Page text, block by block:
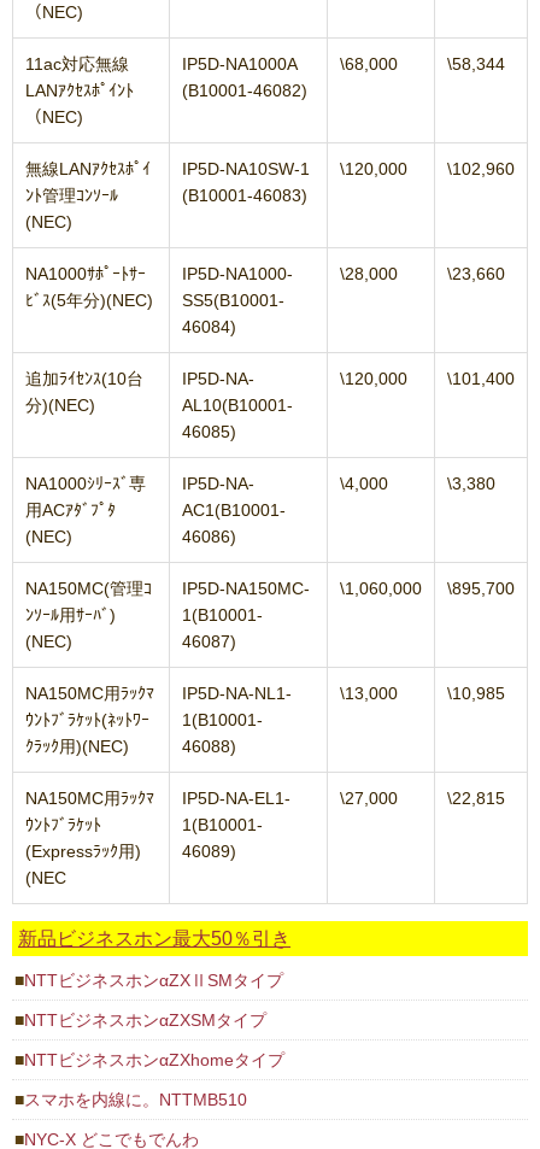
（NEC)
11ac対応無線
LANｱｸｾｽﾎﾟｲﾝﾄ
（NEC)
IP5D-NA1000A
(B10001-46082)
\68,000 \58,344
無線LANｱｸｾｽﾎﾟｲ
ﾝﾄ管理ｺﾝｿｰﾙ
(NEC)
IP5D-NA10SW-1
(B10001-46083)
\120,000 \102,960
NA1000ｻﾎﾟｰﾄｻｰ
ﾋﾞｽ(5年分)(NEC)
IP5D-NA1000-
SS5(B10001-
46084)
\28,000 \23,660
追加ﾗｲｾﾝｽ(10台
分)(NEC)
IP5D-NA-
AL10(B10001-
46085)
\120,000 \101,400
NA1000ｼﾘｰｽﾞ専
用ACｱﾀﾞﾌﾟﾀ
(NEC)
IP5D-NA-
AC1(B10001-
46086)
\4,000 \3,380
NA150MC(管理ｺ
ﾝｿｰﾙ用ｻｰﾊﾞ)
(NEC)
IP5D-NA150MC-
1(B10001-
46087)
\1,060,000 \895,700
NA150MC用ﾗｯｸﾏ
ｳﾝﾄﾌﾞﾗｹｯﾄ(ﾈｯﾄﾜｰ
ｸﾗｯｸ用)(NEC)
IP5D-NA-NL1-
1(B10001-
46088)
\13,000 \10,985
NA150MC用ﾗｯｸﾏ
ｳﾝﾄﾌﾞﾗｹｯﾄ
(Expressﾗｯｸ用)
(NEC
IP5D-NA-EL1-
1(B10001-
46089)
\27,000 \22,815
新品ビジネスホン最大50％引き
NTTビジネスホンαZXⅡSMタイプ
NTTビジネスホンαZXSMタイプ
NTTビジネスホンαZXhomeタイプ
スマホを内線に。NTTMB510
NYC-X どこでもでんわ